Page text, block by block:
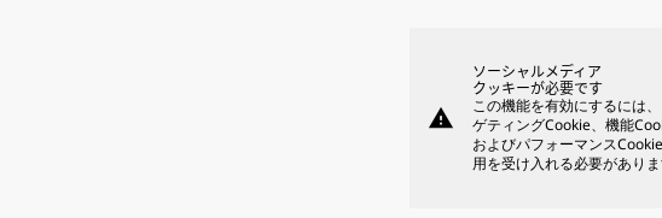
warning
ソーシャルメディア
クッキーが必要です
この機能を有効にするには
ゲティングCookie、機能
およびパフォーマンス
用を受け入れる必要がありま